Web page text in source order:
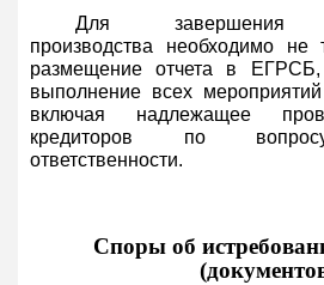
Для завершения
производства необходимо не
размещение отчета в
выполнение всех
включая надлежащее
кредиторов по
ответственности.
Споры об